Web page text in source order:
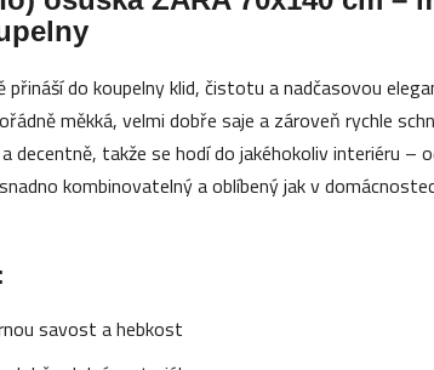
přináší do koupelny klid, čistotu a nadčasovou
měkká, velmi dobře saje a zároveň rychle
decentně, takže se hodí do jakéhokoliv interiéru –
kombinovatelný a oblíbený jak v
savost a hebkost